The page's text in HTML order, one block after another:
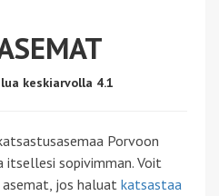
keskiarvolla 4.1
Porvoon
sopivimman. Voit
jos haluat katsastaa